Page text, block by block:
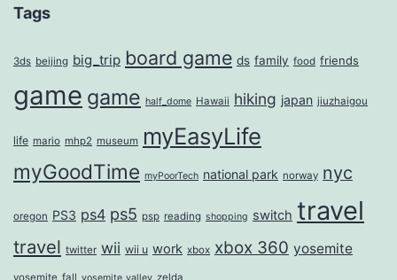
Tags
3ds beijing big_trip board game ds family food friends
game game half_dome Hawaii hiking japan jiuzhaigou
life mario mhp2 museum myEasyLife
myGoodTime myPoorTech national park norway nyc
oregon PS3 ps4 ps5 psp reading shopping switch travel
travel twitter wii wii u work xbox xbox 360 yosemite